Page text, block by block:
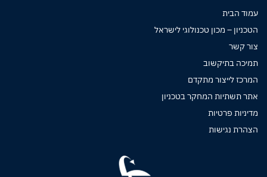
עמוד הבית
הטכניון – מכון טכנולוגי לישראל
צור קשר
תמיכה בתיקשוב
המרכז לייצור מתקדם
אתר תשתיות המחקר בטכניון
מדיניות פרטיות
הצהרת נגישות